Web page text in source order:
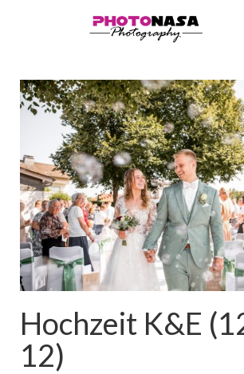
Hochzeit K&E
12)